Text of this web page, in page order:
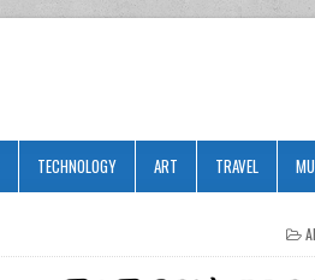
TECHNOLOGY ART TRAVEL
IN